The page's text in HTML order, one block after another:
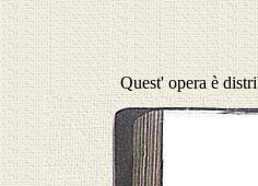
Quest' opera è